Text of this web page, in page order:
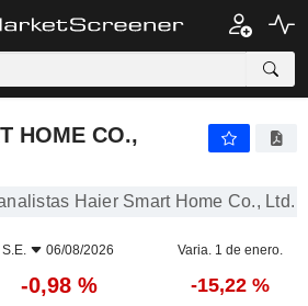
HOME CO.,
Haier Smart Home Co., Ltd.
06/08/2026 Varia. 1 de enero.
-0,98 % -15,22 %